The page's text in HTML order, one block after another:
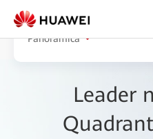
Panoramica
Leader